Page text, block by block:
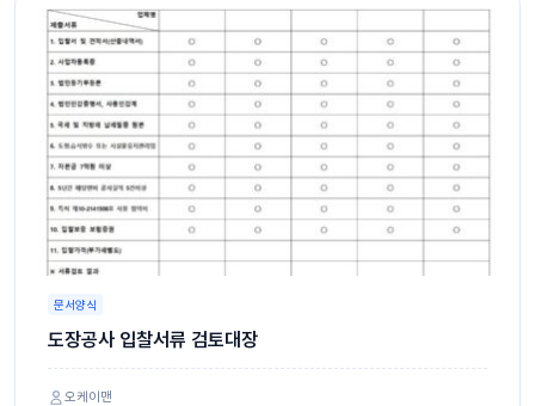
문서양식
도장공사 입찰서류 검토대장
오케이맨